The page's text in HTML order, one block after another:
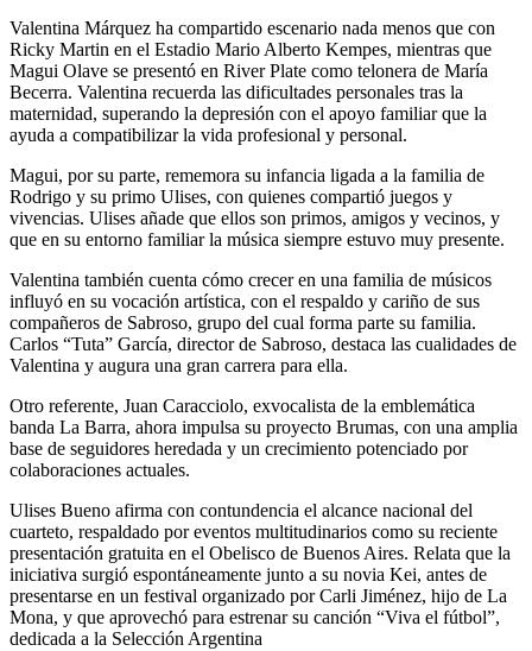
Valentina Márquez ha compartido escenario nada menos que con
Ricky Martin en el Estadio Mario Alberto Kempes, mientras que
Magui Olave se presentó en River Plate como telonera de María
Becerra. Valentina recuerda las dificultades personales tras la
maternidad, superando la depresión con el apoyo familiar que la
ayuda a compatibilizar la vida profesional y personal.
Magui, por su parte, rememora su infancia ligada a la familia de
Rodrigo y su primo Ulises, con quienes compartió juegos y
vivencias. Ulises añade que ellos son primos, amigos y vecinos, y
que en su entorno familiar la música siempre estuvo muy presente.
Valentina también cuenta cómo crecer en una familia de músicos
influyó en su vocación artística, con el respaldo y cariño de sus
compañeros de Sabroso, grupo del cual forma parte su familia.
Carlos “Tuta” García, director de Sabroso, destaca las cualidades de
Valentina y augura una gran carrera para ella.
Otro referente, Juan Caracciolo, exvocalista de la emblemática
banda La Barra, ahora impulsa su proyecto Brumas, con una amplia
base de seguidores heredada y un crecimiento potenciado por
colaboraciones actuales.
Ulises Bueno afirma con contundencia el alcance nacional del
cuarteto, respaldado por eventos multitudinarios como su reciente
presentación gratuita en el Obelisco de Buenos Aires. Relata que la
iniciativa surgió espontáneamente junto a su novia Kei, antes de
presentarse en un festival organizado por Carli Jiménez, hijo de La
Mona, y que aprovechó para estrenar su canción “Viva el fútbol”,
dedicada a la Selección Argentina